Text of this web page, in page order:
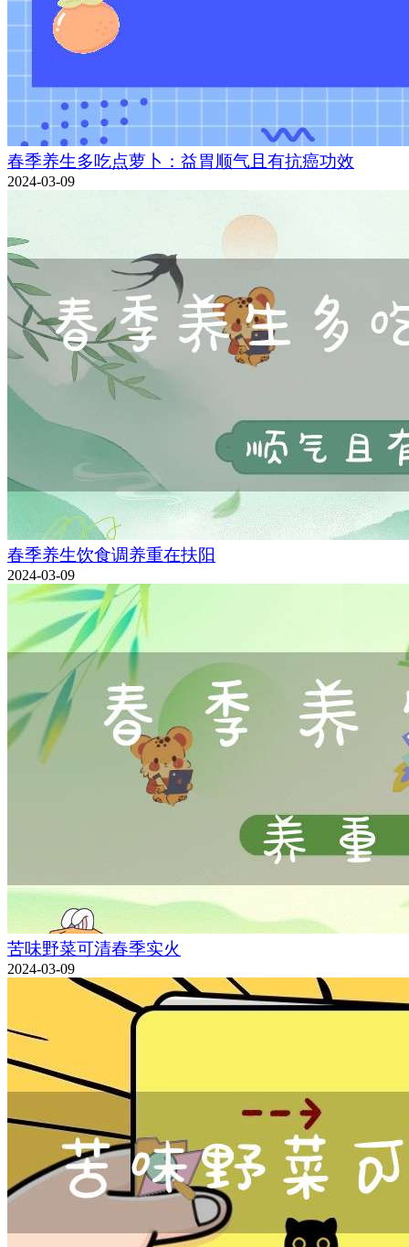
春季养生多吃点萝卜：益胃顺气且有抗癌功效
2024-03-09
春季养生饮食调养重在扶阳
2024-03-09
苦味野菜可清春季实火
2024-03-09